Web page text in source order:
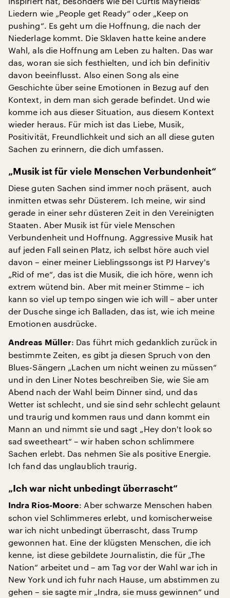
Liedern wie „People get Ready“ oder „Keep on
pushing“. Es geht um die Hoffnung, die nach der
Niederlage kommt. Die Sklaven hatte keine andere
Wahl, als die Hoffnung am Leben zu halten. Das war
das, woran sie sich festhielten, und ich bin definitiv
davon beeinflusst. Also einen Song als eine
Geschichte über seine Emotionen in Bezug auf den
Kontext, in dem man sich gerade befindet. Und wie
komme ich aus dieser Situation, aus diesem Kontext
wieder heraus. Für mich ist das Liebe, Musik,
Positivität, Freundlichkeit und sich an all diese guten
Sachen zu erinnern, die dich umfassen.
„Musik ist für viele Menschen Verbundenheit“
Diese guten Sachen sind immer noch präsent, auch
inmitten etwas sehr Düsterem. Ich meine, wir sind
gerade in einer sehr düsteren Zeit in den Vereinigten
Staaten. Aber Musik ist für viele Menschen
Verbundenheit und Hoffnung. Aggressive Musik hat
auf jeden Fall seinen Platz, ich selbst höre auch viel
davon – einer meiner Lieblingssongs ist PJ Harvey's
„Rid of me“, das ist die Musik, die ich höre, wenn ich
extrem wütend bin. Aber mit meiner Stimme – ich
kann so viel up tempo singen wie ich will – aber unter
der Dusche singe ich Balladen, das ist, wie ich meine
Emotionen ausdrücke.
Andreas Müller: Das führt mich gedanklich zurück in
bestimmte Zeiten, es gibt ja diesen Spruch von den
Blues-Sängern „Lachen um nicht weinen zu müssen“
und in den Liner Notes beschreiben Sie, wie Sie am
Abend nach der Wahl beim Dinner sind, und das
Wetter ist schlecht, und sie sind sehr schlecht gelaunt
und traurig und kommen raus und dann kommt ein
Mann an und nimmt sie und sagt „Hey don't look so
sad sweetheart“ – wir haben schon schlimmere
Sachen erlebt. Das nehmen Sie als positive Energie.
Ich fand das unglaublich traurig.
„Ich war nicht unbedingt überrascht“
Indra Rios-Moore: Aber schwarze Menschen haben
schon viel Schlimmeres erlebt, und komischerweise
war ich nicht unbedingt überrascht, dass Trump
gewonnen hat. Eine der klügsten Menschen, die ich
kenne, ist diese gebildete Journalistin, die für „The
Nation“ arbeitet und – am Tag vor der Wahl war ich in
New York und ich fuhr nach Hause, um abstimmen zu
gehen – sie sagte mir „Indra, sie muss gewinnen“ und